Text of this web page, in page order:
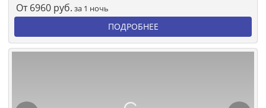
От 6960 руб. за 1 ночь
ПОДРОБНЕЕ